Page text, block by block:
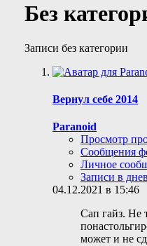
Без
Записи без категории
Вернул себе 2014
Paranoid
Просмотр
Сообщения
Личное
Записи в
04.12.2021 в 15:46
Сап гайз. Не
может и не